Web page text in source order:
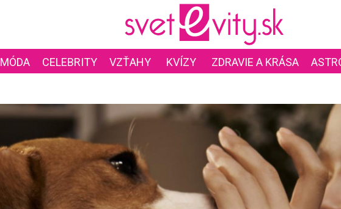
MÓDA CELEBRITY VZŤAHY KVÍZY ZDRAVIE A KRÁSA